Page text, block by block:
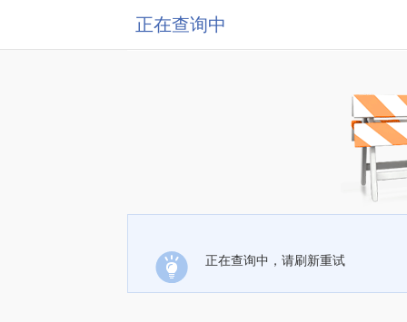
正在查询中
正在查询中，请刷新重试